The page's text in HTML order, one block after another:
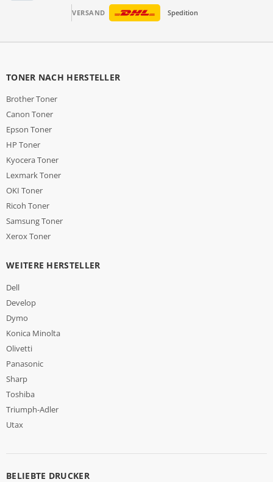
VERSAND Spedition
TONER NACH HERSTELLER
Brother Toner
Canon Toner
Epson Toner
HP Toner
Kyocera Toner
Lexmark Toner
OKI Toner
Ricoh Toner
Samsung Toner
Xerox Toner
WEITERE HERSTELLER
Dell
Develop
Dymo
Konica Minolta
Olivetti
Panasonic
Sharp
Toshiba
Triumph-Adler
Utax
BELIEBTE DRUCKER